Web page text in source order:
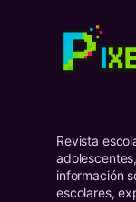
Revista
información
escolares,